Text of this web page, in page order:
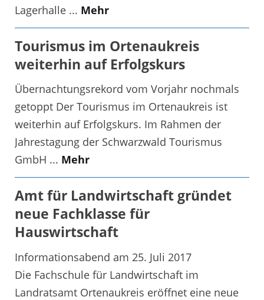
Lagerhalle ... Mehr
Tourismus im Ortenaukreis
weiterhin auf Erfolgskurs
Übernachtungsrekord vom Vorjahr nochmals
getoppt Der Tourismus im Ortenaukreis ist
weiterhin auf Erfolgskurs. Im Rahmen der
Jahrestagung der Schwarzwald Tourismus
GmbH ... Mehr
Amt für Landwirtschaft gründet
neue Fachklasse für
Hauswirtschaft
Informationsabend am 25. Juli 2017
Die Fachschule für Landwirtschaft im
Landratsamt Ortenaukreis eröffnet eine neue